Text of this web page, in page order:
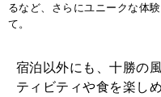
るなど、さらにユニークな体
て。
宿泊以外にも、十勝の
ティビティや食を楽し